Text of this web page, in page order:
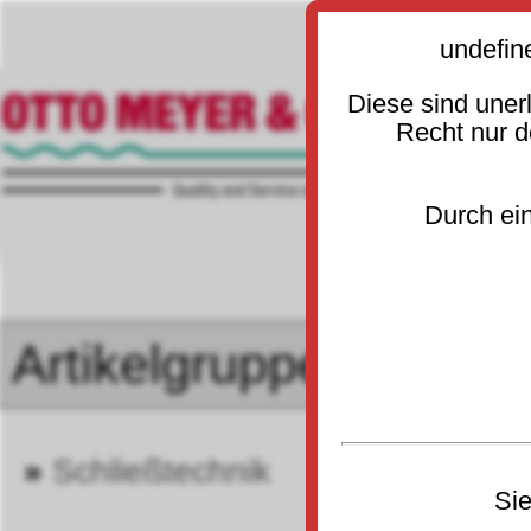
» Schließtechnik
Diese sind
Recht nur
Durch